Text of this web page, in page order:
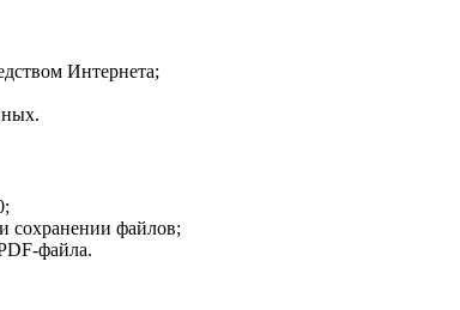
Интернета;
сохранении файлов;
файла.